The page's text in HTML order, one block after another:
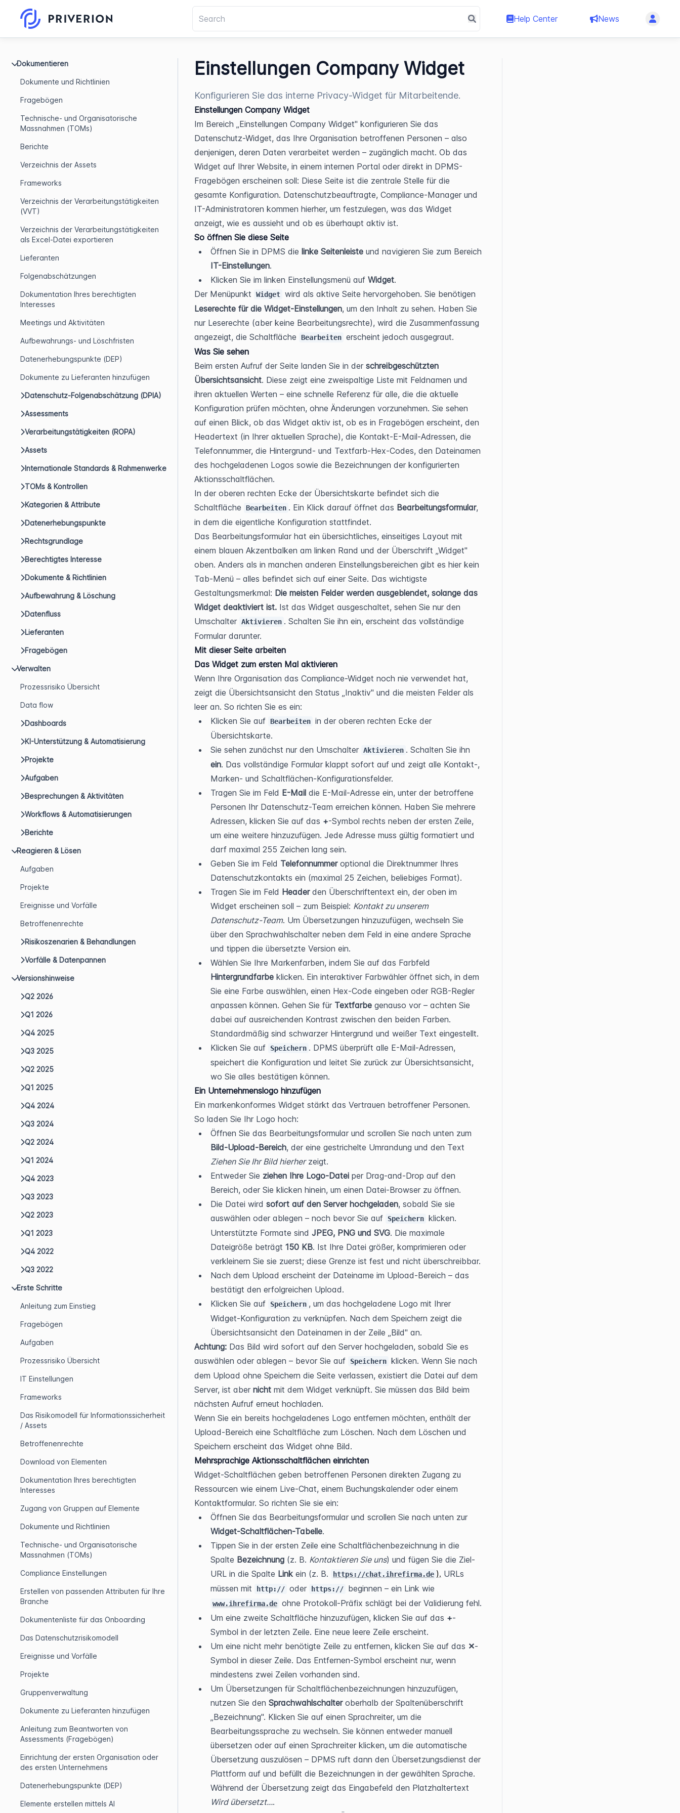
Help Center News
Dokumentieren
Dokumente und Richtlinien
Fragebögen
Technische- und Organisatorische
Massnahmen (TOMs)
Berichte
Verzeichnis der Assets
Frameworks
Verzeichnis der Verarbeitungstätigkeiten
(VVT)
Verzeichnis der Verarbeitungstätigkeiten
als Excel-Datei exportieren
Lieferanten
Folgenabschätzungen
Dokumentation Ihres berechtigten
Interesses
Meetings und Aktivitäten
Aufbewahrungs- und Löschfristen
Datenerhebungspunkte (DEP)
Dokumente zu Lieferanten hinzufügen
Datenschutz-Folgenabschätzung (DPIA)
Assessments
Verarbeitungstätigkeiten (ROPA)
Assets
Internationale Standards & Rahmenwerke
TOMs & Kontrollen
Kategorien & Attribute
Datenerhebungspunkte
Rechtsgrundlage
Berechtigtes Interesse
Dokumente & Richtlinien
Aufbewahrung & Löschung
Datenfluss
Lieferanten
Fragebögen
Verwalten
Prozessrisiko Übersicht
Data flow
Dashboards
KI-Unterstützung & Automatisierung
Projekte
Aufgaben
Besprechungen & Aktivitäten
Workflows & Automatisierungen
Berichte
Reagieren & Lösen
Aufgaben
Projekte
Ereignisse und Vorfälle
Betroffenenrechte
Risikoszenarien & Behandlungen
Vorfälle & Datenpannen
Versionshinweise
Q2 2026
Q1 2026
Q4 2025
Q3 2025
Q2 2025
Q1 2025
Q4 2024
Q3 2024
Q2 2024
Q1 2024
Q4 2023
Q3 2023
Q2 2023
Q1 2023
Q4 2022
Q3 2022
Erste Schritte
Anleitung zum Einstieg
Fragebögen
Aufgaben
Prozessrisiko Übersicht
IT Einstellungen
Frameworks
Das Risikomodell für Informationssicherheit
/ Assets
Betroffenenrechte
Download von Elementen
Dokumentation Ihres berechtigten
Interesses
Zugang von Gruppen auf Elemente
Dokumente und Richtlinien
Technische- und Organisatorische
Massnahmen (TOMs)
Compliance Einstellungen
Erstellen von passenden Attributen für Ihre
Branche
Dokumentenliste für das Onboarding
Das Datenschutzrisikomodell
Ereignisse und Vorfälle
Projekte
Gruppenverwaltung
Dokumente zu Lieferanten hinzufügen
Anleitung zum Beantworten von
Assessments (Fragebögen)
Einrichtung der ersten Organisation oder
des ersten Unternehmens
Datenerhebungspunkte (DEP)
Elemente erstellen mittels AI
Einstellungen Company Widget
Konfigurieren Sie das interne Privacy-Widget für Mitarbeitende.
Einstellungen Company Widget
Im Bereich „Einstellungen Company Widget" konfigurieren Sie das
Datenschutz-Widget, das Ihre Organisation betroffenen Personen – also
denjenigen, deren Daten verarbeitet werden – zugänglich macht. Ob das
Widget auf Ihrer Website, in einem internen Portal oder direkt in DPMS-
Fragebögen erscheinen soll: Diese Seite ist die zentrale Stelle für die
gesamte Konfiguration. Datenschutzbeauftragte, Compliance-Manager und
IT-Administratoren kommen hierher, um festzulegen, was das Widget
anzeigt, wie es aussieht und ob es überhaupt aktiv ist.
So öffnen Sie diese Seite
Öffnen Sie in DPMS die linke Seitenleiste
IT-Einstellungen.
Klicken Sie im linken Einstellungsmenü auf Widget.
Der Menüpunkt
Widget
Leserechte für die Widget-Einstellungen, um den Inhalt zu sehen. Haben Sie
nur Leserechte (aber keine Bearbeitungsrechte), wird die Zusammenfassung
angezeigt, die Schaltfläche
Bearbeiten erscheint jedoch ausgegraut.
Was Sie sehen
Beim ersten Aufruf der Seite landen Sie in der schreibgeschützten
Übersichtsansicht. Diese zeigt eine zweispaltige Liste mit Feldnamen und
ihren aktuellen Werten – eine schnelle Referenz für alle, die die aktuelle
Konfiguration prüfen möchten, ohne Änderungen vorzunehmen. Sie sehen
auf einen Blick, ob das Widget aktiv ist, ob es in Fragebögen erscheint, den
Headertext (in Ihrer aktuellen Sprache), die Kontakt-E-Mail-Adressen, die
Telefonnummer, die Hintergrund- und Textfarb-Hex-Codes, den Dateinamen
des hochgeladenen Logos sowie die Bezeichnungen der konfigurierten
Aktionsschaltflächen.
In der oberen rechten Ecke der Übersichtskarte befindet sich die
Schaltfläche
Bearbeiten . Ein Klick darauf öffnet das Bearbeitungsformular,
in dem die eigentliche Konfiguration stattfindet.
Das Bearbeitungsformular hat ein übersichtliches, einseitiges Layout mit
einem blauen Akzentbalken am linken Rand und der Überschrift „Widget"
oben. Anders als in manchen anderen Einstellungsbereichen gibt es hier kein
Tab-Menü – alles befindet sich auf einer Seite. Das wichtigste
Gestaltungsmerkmal: Die meisten Felder werden ausgeblendet, solange das
Widget deaktiviert ist. Ist das Widget ausgeschaltet, sehen Sie nur den
Umschalter Aktivieren . Schalten Sie ihn ein, erscheint das vollständige
Formular darunter.
Mit dieser Seite arbeiten
Das Widget zum ersten Mal aktivieren
Wenn Ihre Organisation das Compliance-Widget noch nie verwendet hat,
zeigt die Übersichtsansicht den Status „Inaktiv" und die meisten Felder als
leer an. So richten Sie es ein:
Klicken Sie auf Bearbeiten in der oberen rechten Ecke der
Übersichtskarte.
Sie sehen zunächst nur den Umschalter Aktivieren
ein. Das vollständige Formular klappt sofort auf und zeigt alle Kontakt-,
Marken- und Schaltflächen-Konfigurationsfelder.
Tragen Sie im Feld E-Mail die E-Mail-Adresse ein, unter der betroffene
Personen Ihr Datenschutz-Team erreichen können. Haben Sie mehrere
Adressen, klicken Sie auf das +-Symbol rechts neben der ersten Zeile,
um eine weitere hinzuzufügen. Jede Adresse muss gültig formatiert und
darf maximal 255 Zeichen lang sein.
Geben Sie im Feld Telefonnummer optional die Direktnummer Ihres
Datenschutzkontakts ein (maximal 25 Zeichen, beliebiges Format).
Tragen Sie im Feld Header den Überschriftentext ein, der oben im
Widget erscheinen soll – zum Beispiel: Kontakt zu unserem
Datenschutz-Team. Um Übersetzungen hinzuzufügen, wechseln Sie
über den Sprachwahlschalter neben dem Feld in eine andere Sprache
und tippen die übersetzte Version ein.
Hintergrundfarbe klicken. Ein interaktiver Farbwähler öffnet sich, in dem
Sie eine Farbe auswählen, einen Hex-Code eingeben oder RGB-Regler
anpassen können. Gehen Sie für Textfarbe genauso vor – achten Sie
dabei auf ausreichenden Kontrast zwischen den beiden Farben.
Standardmäßig sind schwarzer Hintergrund und weißer Text eingestellt.
Klicken Sie auf
Speichern . DPMS überprüft alle E-Mail-Adressen,
speichert die Konfiguration und leitet Sie zurück zur Übersichtsansicht,
wo Sie alles bestätigen können.
Ein Unternehmenslogo hinzufügen
Ein markenkonformes Widget stärkt das Vertrauen betroffener Personen.
So laden Sie Ihr Logo hoch:
Bild-Upload-Bereich
Ziehen Sie Ihr Bild hierher zeigt.
Entweder Sie ziehen Ihre Logo-Datei per Drag-and-Drop auf den
Bereich, oder Sie klicken hinein, um einen Datei-Browser zu öffnen.
Die Datei wird sofort auf den Server hochgeladen, sobald Sie sie
auswählen oder ablegen – noch bevor Sie auf
Speichern klicken.
Unterstützte Formate sind JPEG, PNG und SVG. Die maximale
Dateigröße beträgt 150 KB. Ist Ihre Datei größer, komprimieren oder
verkleinern Sie sie zuerst; diese Grenze ist fest und nicht überschreibbar.
Nach dem Upload erscheint der Dateiname im Upload-Bereich – das
bestätigt den erfolgreichen Upload.
Klicken Sie auf
Speichern , um das hochgeladene Logo mit Ihrer
Widget-Konfiguration zu verknüpfen. Nach dem Speichern zeigt die
Übersichtsansicht den Dateinamen in der Zeile „Bild" an.
Achtung: Das Bild wird sofort auf den Server hochgeladen, sobald Sie es
auswählen oder ablegen – bevor Sie auf
Speichern klicken. Wenn Sie nach
dem Upload ohne Speichern die Seite verlassen, existiert die Datei auf dem
Server, ist aber nicht mit dem Widget verknüpft. Sie müssen das Bild beim
nächsten Aufruf erneut hochladen.
Wenn Sie ein bereits hochgeladenes Logo entfernen möchten, enthält der
Upload-Bereich eine Schaltfläche zum Löschen. Nach dem Löschen und
Speichern erscheint das Widget ohne Bild.
Mehrsprachige Aktionsschaltflächen einrichten
Widget-Schaltflächen geben betroffenen Personen direkten Zugang zu
Ressourcen wie einem Live-Chat, einem Buchungskalender oder einem
Kontaktformular. So richten Sie sie ein:
Widget-Schaltflächen-Tabelle.
Tippen Sie in der ersten Zeile eine Schaltflächenbezeichnung in die
Spalte Bezeichnung (z. B. Kontaktieren Sie uns) und fügen Sie die Ziel-
URL in die Spalte Link ein (z. B. https://chat.ihrefirma.de ). URLs
müssen mit
http:// oder https://
www.ihrefirma.de ohne Protokoll-Präfix schlägt bei der Validierung fehl.
Um eine zweite Schaltfläche hinzuzufügen, klicken Sie auf das +-
Symbol in der letzten Zeile. Eine neue leere Zeile erscheint.
Um eine nicht mehr benötigte Zeile zu entfernen, klicken Sie auf das ✕-
Symbol in dieser Zeile. Das Entfernen-Symbol erscheint nur, wenn
mindestens zwei Zeilen vorhanden sind.
Um Übersetzungen für Schaltflächenbezeichnungen hinzuzufügen,
nutzen Sie den Sprachwahlschalter oberhalb der Spaltenüberschrift
„Bezeichnung". Klicken Sie auf einen Sprachreiter, um die
Bearbeitungssprache zu wechseln. Sie können entweder manuell
übersetzen oder auf einen Sprachreiter klicken, um die automatische
Übersetzung auszulösen – DPMS ruft dann den Übersetzungsdienst der
Plattform auf und befüllt die Bezeichnungen in der gewählten Sprache.
Wird übersetzt....